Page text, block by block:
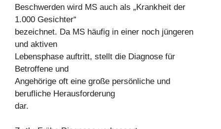
Beschwerden wird MS auch als „Krankheit der
1.000 Gesichter“
bezeichnet. Da MS häufig in einer noch jüngeren
und aktiven
Lebensphase auftritt, stellt die Diagnose für
Betroffene und
Angehörige oft eine große persönliche und
berufliche Herausforderung
dar.